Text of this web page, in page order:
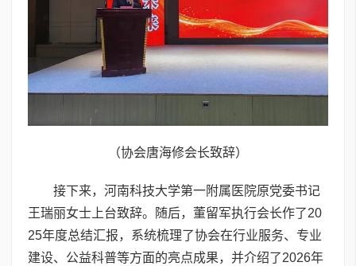
（协会唐海修会长致辞）
接下来，河南科技大学第一附属医院原党委书记
王瑞丽女士上台致辞。随后，董留军执行会长作了20
25年度总结汇报，系统梳理了协会在行业服务、专业
建设、公益科普等方面的亮点成果，并介绍了2026年